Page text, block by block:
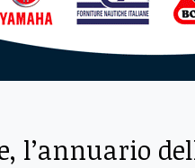
l’annuario